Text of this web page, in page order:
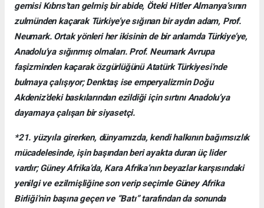
gemisi Kıbrıs’tan gelmiş bir abide, Öteki Hitler Almanya’sının
zulmünden kaçarak Türkiye’ye sığınan bir aydın adam, Prof.
Neumark. Ortak yönleri her ikisinin de bir anlamda Türkiye’ye,
Anadolu’ya sığınmış olmaları. Prof. Neumark Avrupa
faşizminden kaçarak özgürlüğünü Atatürk Türkiyesi’nde
bulmaya çalışıyor; Denktaş ise emperyalizmin Doğu
Akdeniz’deki baskılarından ezildiği için sırtını Anadolu’ya
dayamaya çalışan bir siyasetçi.
*21. yüzyıla girerken, dünyamızda, kendi halkının bağımsızlık
mücadelesinde, işin başından beri ayakta duran üç lider
vardır; Güney Afrika’da, Kara Afrika’nın beyazlar karşısındaki
yenilgi ve ezilmişliğine son verip seçimle Güney Afrika
Birliği’nin başına geçen ve “Batı” tarafından da sonunda